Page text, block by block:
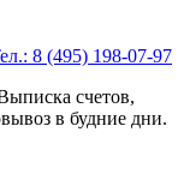
8 (495) 198-07-97
счетов,
в будние дни.